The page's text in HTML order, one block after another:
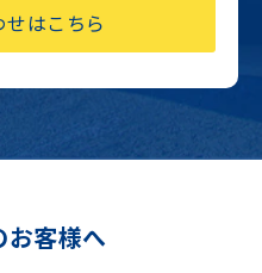
はこちら
お客様へ